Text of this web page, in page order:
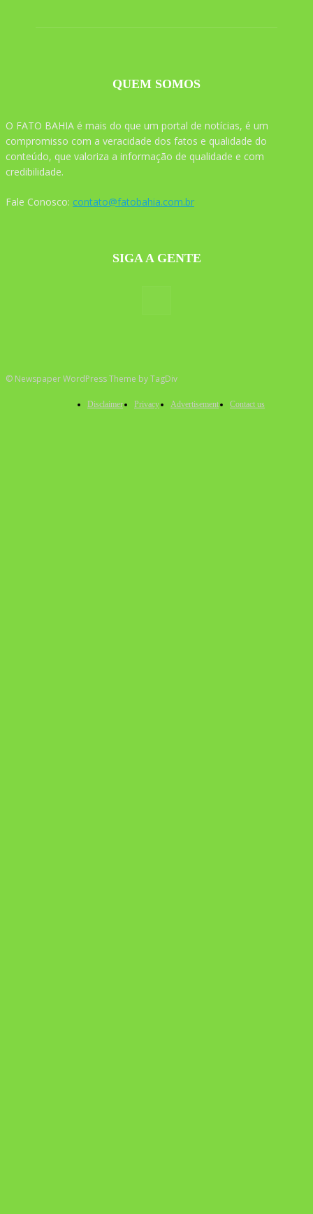
QUEM SOMOS
O FATO BAHIA é mais do que um portal de notícias, é um
compromisso com a veracidade dos fatos e qualidade do
conteúdo, que valoriza a informação de qualidade e com
credibilidade.
Fale Conosco: contato@fatobahia.com.br
SIGA A GENTE
© Newspaper WordPress Theme by TagDiv
Disclaimer Privacy Advertisement Contact us